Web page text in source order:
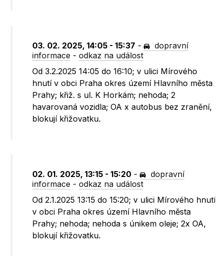
03. 02. 2025, 14:05 - 15:37 -
dopravní
informace -odkaz na událost
Od 3.2.2025 14:05 do 16:10; v ulici Mírového
hnutí v obci Praha okres území Hlavního města
Prahy; křiž. s ul. K Horkám; nehoda; 2
havarovaná vozidla; OA x autobus bez zranění,
blokují křižovatku.
02. 01. 2025, 13:15 - 15:20 -
dopravní
informace -odkaz na událost
Od 2.1.2025 13:15 do 15:20; v ulici Mírového hnutí
v obci Praha okres území Hlavního města
Prahy; nehoda; nehoda s únikem oleje; 2x OA,
blokují křižovatku.